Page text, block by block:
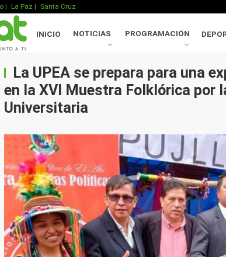
| La Paz | Santa Cruz
INICIO NOTICIAS PROGRAMACIÓN
La UPEA se prepara para una
en la XVI Muestra Folklórica por
Universitaria